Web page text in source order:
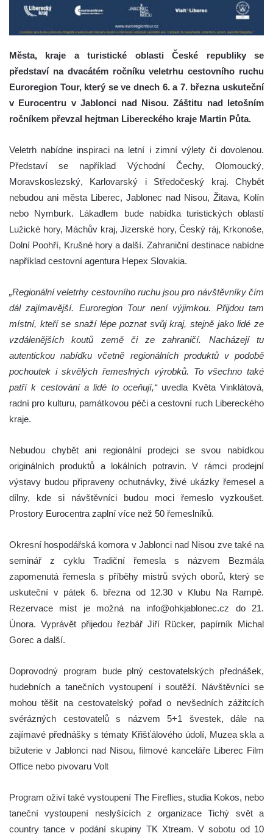
Města, kraje a turistické oblasti České republiky se
představí na dvacátém ročníku veletrhu cestovního ruchu
Euroregion Tour, který se ve dnech 6. a 7. března uskuteční
v Eurocentru v Jablonci nad Nisou. Záštitu nad letošním
ročníkem převzal hejtman Libereckého kraje Martin Půta.
Veletrh nabídne inspiraci na letní i zimní výlety či dovolenou.
Představí se například Východní Čechy, Olomoucký,
Moravskoslezský, Karlovarský i Středočeský kraj. Chybět
nebudou ani města Liberec, Jablonec nad Nisou, Žitava, Kolín
nebo Nymburk. Lákadlem bude nabídka turistických oblastí
Lužické hory, Máchův kraj, Jizerské hory, Český ráj, Krkonoše,
Dolní Poohří, Krušné hory a další. Zahraniční destinace nabídne
například cestovní agentura Hepex Slovakia.
„Regionální veletrhy cestovního ruchu jsou pro návštěvníky čím
dál zajímavější. Euroregion Tour není výjimkou. Přijdou tam
místní, kteří se snaží lépe poznat svůj kraj, stejně jako lidé ze
vzdálenějších koutů země či ze zahraničí. Nacházejí tu
autentickou nabídku včetně regionálních produktů v podobě
pochoutek i skvělých řemeslných výrobků. To všechno také
patří k cestování a lidé to oceňují,“uvedla Květa Vinklátová,
radní pro kulturu, památkovou péči a cestovní ruch Libereckého
kraje.
Nebudou chybět ani regionální prodejci se svou nabídkou
originálních produktů a lokálních potravin. V rámci prodejní
výstavy budou připraveny ochutnávky, živé ukázky řemesel a
dílny, kde si návštěvníci budou moci řemeslo vyzkoušet.
Prostory Eurocentra zaplní více než 50 řemeslníků.
Okresní hospodářská komora v Jablonci nad Nisou zve také na
seminář z cyklu Tradiční řemesla s názvem Bezmála
zapomenutá řemesla s příběhy mistrů svých oborů, který se
uskuteční v pátek 6. března od 12.30 v Klubu Na Rampě.
Rezervace míst je možná na info@ohkjablonec.cz do 21.
Února. Vyprávět přijedou řezbář Jiří Rücker, papírník Michal
Gorec a další.
Doprovodný program bude plný cestovatelských přednášek,
hudebních a tanečních vystoupení i soutěží. Návštěvníci se
mohou těšit na cestovatelský pořad o nevšedních zážitcích
svérázných cestovatelů s názvem 5+1 švestek, dále na
zajímavé přednášky s tématy Křišťálového údolí, Muzea skla a
bižuterie v Jablonci nad Nisou, filmové kanceláře Liberec Film
Office nebo pivovaru Volt
Program oživí také vystoupení The Fireflies, studia Kokos, nebo
taneční vystoupení neslyšících z organizace Tichý svět a
country tance v podání skupiny TK Xtream. V sobotu od 10